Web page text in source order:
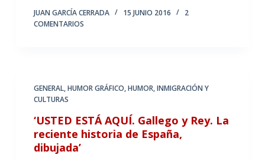
JUAN GARCÍA CERRADA 15 JUNIO 2016
2
COMENTARIOS
GENERAL,HUMOR GRÁFICO,HUMOR, INMIGRACIÓN Y
CULTURAS
‘USTED ESTÁ AQUÍ. Gallego y Rey. La
reciente historia de España,
dibujada’